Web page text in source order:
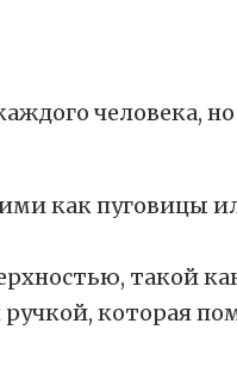
человека, но
как пуговицы
такой
которая